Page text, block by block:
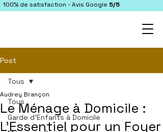
100% de satisfaction - Avis Google 5/5
Post
Tous
Garde d'Enfants à Domicile
Tous
Le Ménage à Domicile :
L'Essentiel pour un Foyer
Audrey Brançon